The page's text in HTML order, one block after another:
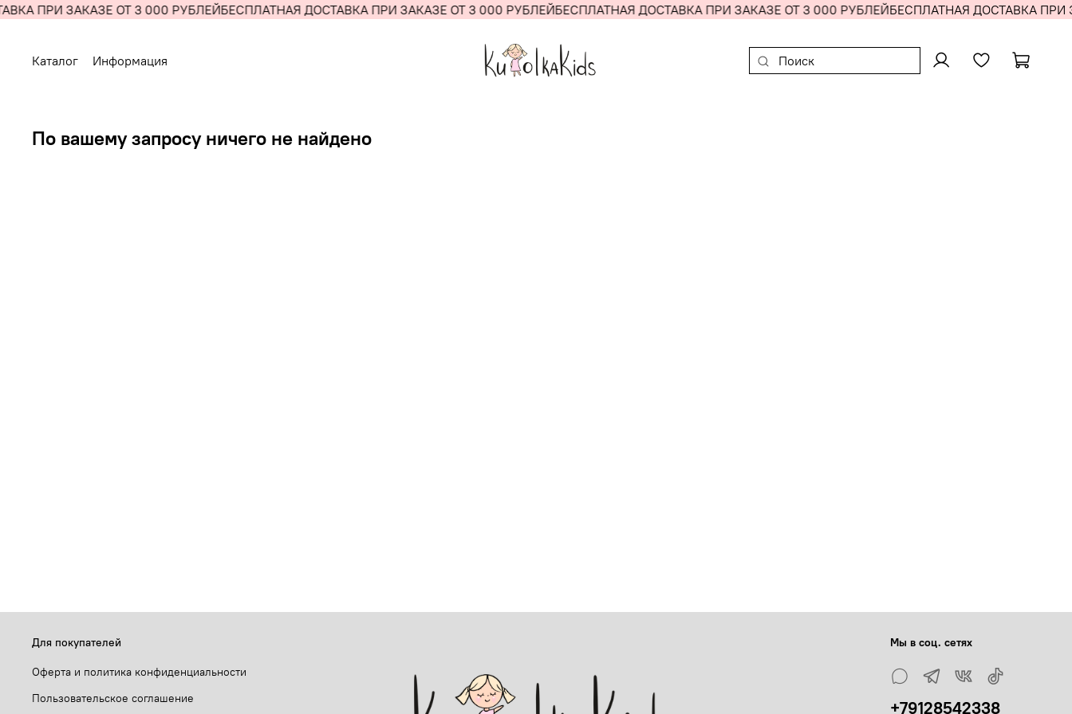
ПРИ ЗАКАЗЕ ОТ 3 000 РУБЛЕЙБЕСПЛАТНАЯ ДОСТАВКА ПРИ ЗАКАЗЕ ОТ 3 000 РУБЛЕЙБЕСПЛАТНАЯ ДОСТАВКА ПРИ ЗАКАЗЕ ОТ 3 000 РУБЛЕЙБЕСПЛАТНАЯ ДОСТАВКА ПРИ
Каталог Информация
По вашему запросу ничего не найдено
Для покупателей
Оферта и политика конфиденциальности
Пользовательское соглашение
Мы в соц. сетях
+79128542338